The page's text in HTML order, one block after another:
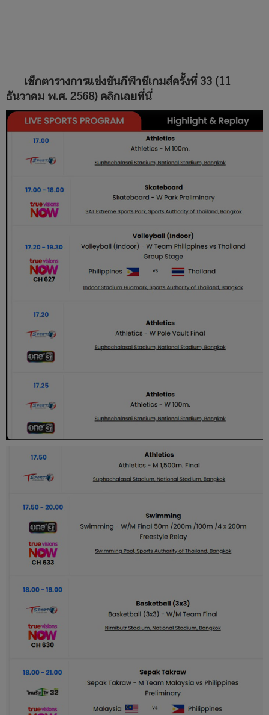
เช็กตารางการแข่งขันกีฬาซีเกมส์ครั้งที่ 33 (11
ธันวาคม พ.ศ. 2568)คลิกเลยที่นี่